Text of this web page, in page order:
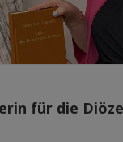
für die